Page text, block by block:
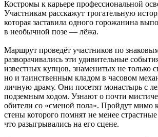
Костромы к карьере профессиональной
Участникам расскажут трогательную
которая заставила одного горожанина
в необычной позе — лёжа.
Маршрут проведёт участников по
разворачивались эти удивительные
известных купцов, знаменитых не только
но и таинственным кладом в часовом
личную драму. Они посетят монастырь с
подземным ходом. Узнают о почти
обители со «сменой пола». Пройдут мимо
стены которого помнят не менее
что разыгрывались на его сцене.